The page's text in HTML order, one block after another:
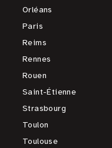
Orléans
Paris
Reims
Rennes
Rouen
Saint-Étienne
Strasbourg
Toulon
Toulouse